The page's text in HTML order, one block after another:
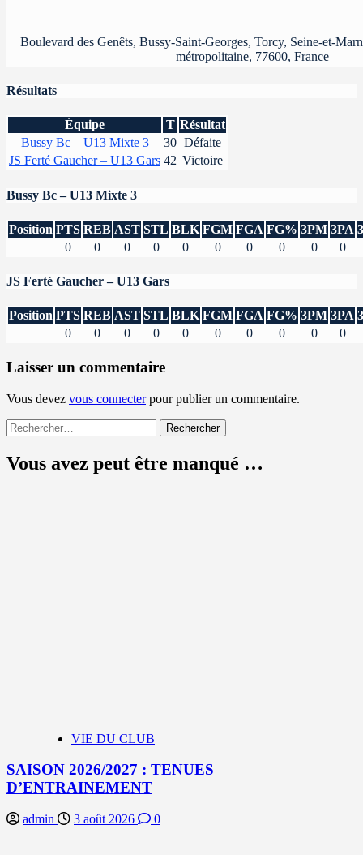
Boulevard des Genêts, Bussy-Saint-Georges, Torcy, Seine-et-
métropolitaine, 77600, France
Résultats
Équipe T Résultat
Bussy Bc – U13 Mixte 3
30 Défaite
JS Ferté Gaucher – U13 Gars 42 Victoire
Bussy Bc – U13 Mixte 3
Position PTS REB AST STL BLK FGM FGA FG% 3PM 3PA
0
0 0 0 0 0 0 0 0 0
JS Ferté Gaucher – U13 Gars
Position PTS REB AST STL BLK FGM FGA FG% 3PM 3PA
0
0 0 0 0 0 0 0 0 0
Laisser un commentaire
Vous devez vous connecterpour publier un commentaire.
Rechercher :
Vous avez peut être manqué …
VIE DU CLUB
SAISON 2026/2027 : TENUES
D’ENTRAINEMENT
admin 3 août 2026 0